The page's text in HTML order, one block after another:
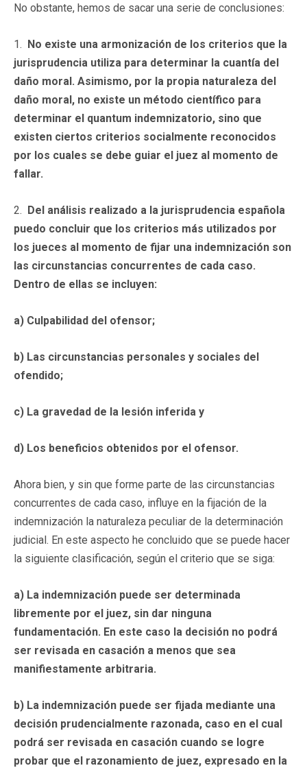
No obstante, hemos de sacar una serie de conclusiones:
1. No existe una armonización de los criterios que la
jurisprudencia utiliza para determinar la cuantía del
daño moral. Asimismo, por la propia naturaleza del
daño moral, no existe un método científico para
determinar el quantum indemnizatorio, sino que
existen ciertos criterios socialmente reconocidos
por los cuales se debe guiar el juez al momento de
fallar.
2. Del análisis realizado a la jurisprudencia española
puedo concluir que los criterios más utilizados por
los jueces al momento de fijar una indemnización son
las circunstancias concurrentes de cada caso.
Dentro de ellas se incluyen:
a) Culpabilidad del ofensor;
b) Las circunstancias personales y sociales del
ofendido;
c) La gravedad de la lesión inferida y
d) Los beneficios obtenidos por el ofensor.
Ahora bien, y sin que forme parte de las circunstancias
concurrentes de cada caso, influye en la fijación de la
indemnización la naturaleza peculiar de la determinación
judicial. En este aspecto he concluido que se puede hacer
la siguiente clasificación, según el criterio que se siga:
a) La indemnización puede ser determinada
libremente por el juez, sin dar ninguna
fundamentación. En este caso la decisión no podrá
ser revisada en casación a menos que sea
manifiestamente arbitraria.
b) La indemnización puede ser fijada mediante una
decisión prudencialmente razonada, caso en el cual
podrá ser revisada en casación cuando se logre
probar que el razonamiento de juez, expresado en la